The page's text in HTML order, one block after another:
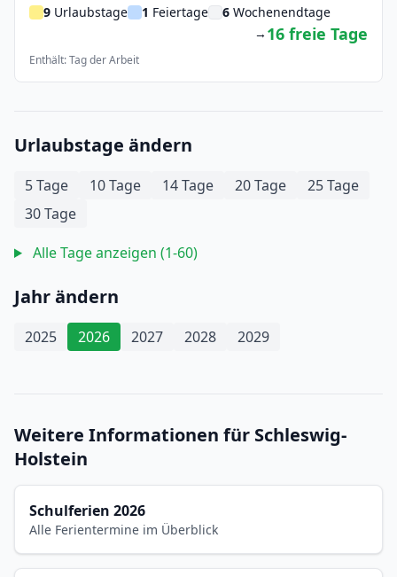
9 Urlaubstage 1 Feiertage 6 Wochenendtage
→ 16 freie Tage
Enthält: Tag der Arbeit
Urlaubstage ändern
5 Tage 10 Tage 14 Tage 20 Tage
25 Tage
30 Tage
Alle Tage anzeigen (1-60)
Jahr ändern
2025 2026 2027 2028 2029
Weitere Informationen für Schleswig-
Holstein
Schulferien 2026
Alle Ferientermine im Überblick